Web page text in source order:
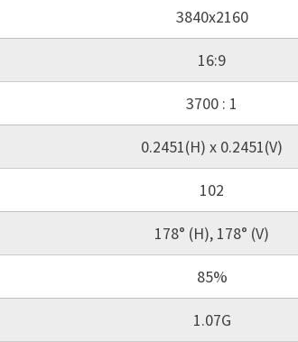
3840x2160
16:9
3700 : 1
0.2451(H) x 0.2451(V)
102
178° (H), 178° (V)
85%
1.07G